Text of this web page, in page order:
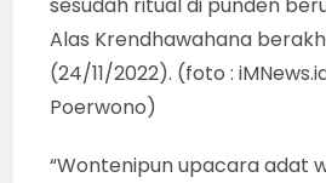
Alas Krendhawahana
(24/11/2022). (foto :
Poerwono)
“Wontenipun upacara adat